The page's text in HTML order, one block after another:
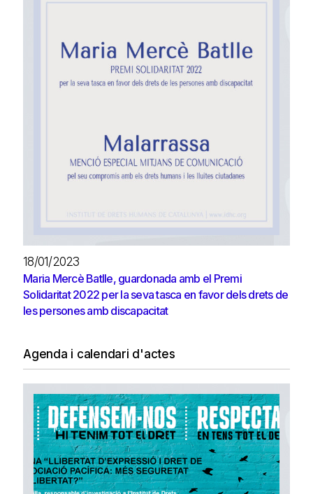
18/01/2023
Maria Mercè Batlle, guardonada amb el Premi
Solidaritat 2022 per la seva tasca en favor dels drets de
les persones amb discapacitat
Agenda i calendari d'actes